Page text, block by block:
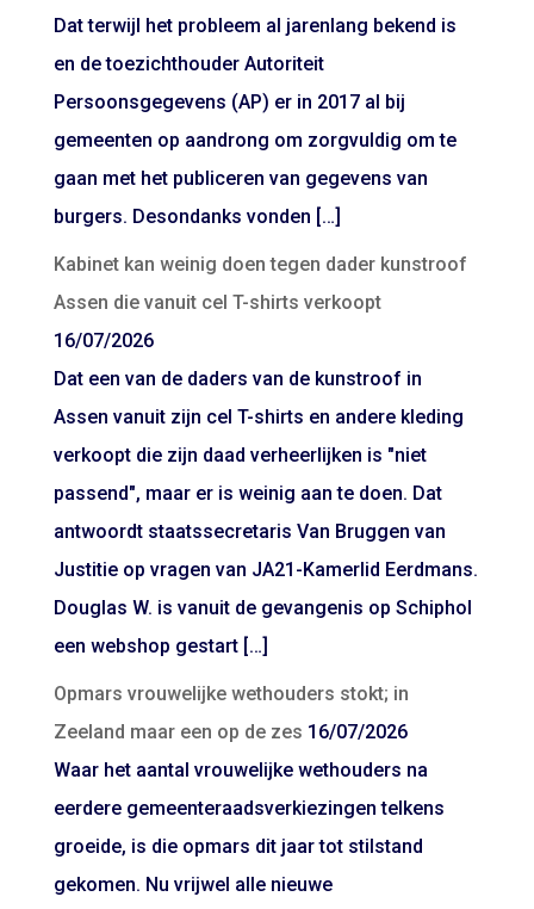
Dat terwijl het probleem al jarenlang bekend is
en de toezichthouder Autoriteit
Persoonsgegevens (AP) er in 2017 al bij
gemeenten op aandrong om zorgvuldig om te
gaan met het publiceren van gegevens van
burgers. Desondanks vonden […]
Kabinet kan weinig doen tegen dader kunstroof
Assen die vanuit cel T-shirts verkoopt
16/07/2026
Dat een van de daders van de kunstroof in
Assen vanuit zijn cel T-shirts en andere kleding
verkoopt die zijn daad verheerlijken is "niet
passend", maar er is weinig aan te doen. Dat
antwoordt staatssecretaris Van Bruggen van
Justitie op vragen van JA21-Kamerlid Eerdmans.
Douglas W. is vanuit de gevangenis op Schiphol
een webshop gestart […]
Opmars vrouwelijke wethouders stokt; in
Zeeland maar een op de zes 16/07/2026
Waar het aantal vrouwelijke wethouders na
eerdere gemeenteraadsverkiezingen telkens
groeide, is die opmars dit jaar tot stilstand
gekomen. Nu vrijwel alle nieuwe